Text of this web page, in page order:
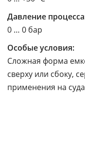
Давление
0 … 0 бар
Особые условия:
Сложная форма
сверху или сбоку,
применения на